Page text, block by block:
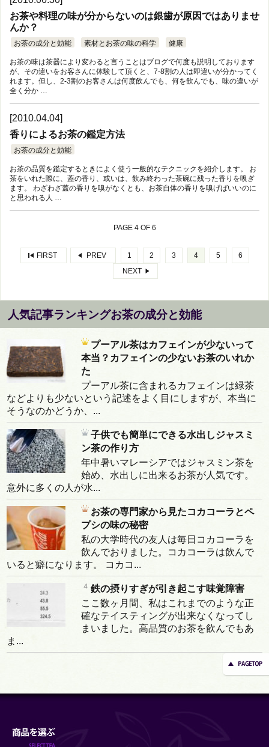
お茶や料理の味が分からないのは銀歯が原因ではありませ
んか？
お茶の成分と効能 素材とお茶の味の科学 健康
お茶の味は茶器により変わると言うことはブログで何度も説明しております
が、その違いをお客さんに体験して頂くと、7-8割の人は即違いが分かってく
れます。但し、2-3割のお客さんは何度飲んでも、何を飲んでも、味の違いが
全く分か …
[2010.04.04]
香りによるお茶の鑑定方法
お茶の成分と効能
お茶の品質を鑑定するときによく使う一般的なテクニックを紹介します。 お
茶をいれた際に、蓋の香り、或いは、飲み終わった茶碗に残った香りを嗅ぎ
ます。 わざわざ蓋の香りを嗅がなくとも、お茶自体の香りを嗅げばいいのに
と思われる人 …
PAGE 4 OF 6
FIRST PREV 1 2 3 4 5
6
NEXT
人気記事ランキングお茶の成分と効能
プーアル茶はカフェインが少ないって
本当？カフェインの少ないお茶のいれか
た
プーアル茶に含まれるカフェインは緑茶
などよりも少ないという記述をよく目にしますが、本当に
そうなのかどうか、...
子供でも簡単にできる水出しジャスミ
ン茶の作り方
年中暑いマレーシアではジャスミン茶を
始め、水出しに出来るお茶が人気です。
意外に多くの人が水...
お茶の専門家から見たコカコーラとペ
プシの味の秘密
私の大学時代の友人は毎日コカコーラを
飲んでおりました。コカコーラは飲んで
いると癖になります。 コカコ...
鉄の摂りすぎが引き起こす味覚障害
ここ数ヶ月間、私はこれまでのような正
確なテイスティングが出来なくなってし
まいました。高品質のお茶を飲んでもあ
ま...